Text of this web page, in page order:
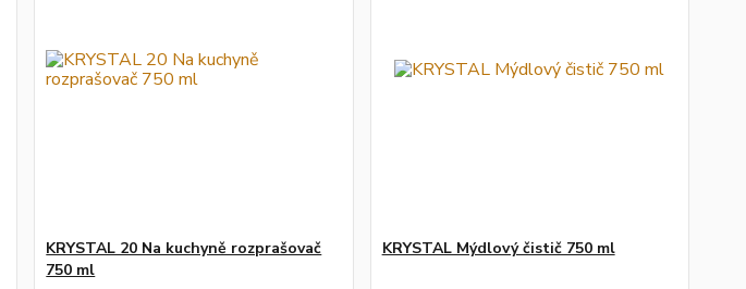
KRYSTAL 20 Na kuchyně rozprašovač
750 ml
KRYSTAL Mýdlový čistič 750 ml